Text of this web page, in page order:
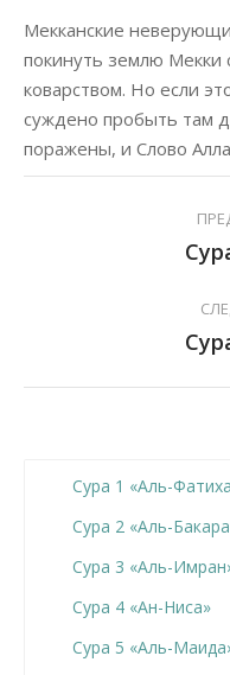
Мекканские
покинуть землю
коварством. Но если
суждено пробыть там
поражены, и Слово
Сура 1 «Аль-
Сура 2 «Аль-
Сура 3 «Аль-
Сура 4 «Ан-Ниса»
Сура 5 «Аль-